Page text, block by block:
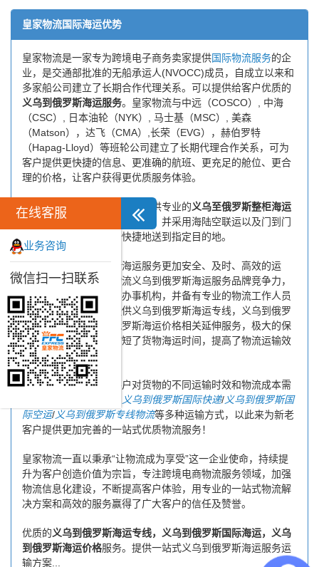
皇家物流国际海运优势
皇家物流是一家专为跨境电子商务卖家提供国际物流服务的企
业，是交通部批准的无船承运人(NVOCC)成员，自成立以来和
多家船公司建立了长期合作代理关系。可以提供给客户优质的
义乌到俄罗斯海运服务。皇家物流与中远（COSCO）, 中海
（CSC）, 日本油轮（NYK）, 马士基（MSC）, 美森
（Matson），达飞（CMA）,长荣（EVG），赫伯罗特
（Hapag-Lloyd）等班轮公司建立了长期代理合作关系，可为
客户提供更快捷的信息、更准确的航班、更充足的舱位、更合
理的价格，让客户获得更优质服务体验。
皇家国际物流致力于为客户提供专业的义乌至俄罗斯整柜海运
和 义乌至俄罗斯拼箱海运服务
，并采用海陆空联运以及门到门
运输模式，将货物安全快捷地送到指定目的地。
为了保证义乌到俄罗斯海运服务更加安全、及时、高效的运
营，进一步提高皇家物流义乌到俄罗斯海运服务品牌竞争力，
公司在义乌专门设立了办事机构，并备有专业的物流工作人员
与您及时沟通，为您提供义乌到俄罗斯海运专线，义乌到俄罗
斯国际海运，义乌到俄罗斯海运价格相关延伸服务，极大的保
障了货物的时效性，缩短了货物海运时间，提高了物流运输效
率。
同时，为了方便广大客户对货物的不同运输时效和物流成本需
义乌到俄罗斯国际快递/ 义乌到俄罗斯国
际空运/ 义乌到俄罗斯专线物流等多种运输方式，以此来为新老
客户提供更加完善的一站式优质物流服务！
皇家物流一直以秉承“让物流成为享受”这一企业使命，持续提
升为客户创造价值为宗旨，专注跨境电商物流服务领域，加强
物流信息化建设，不断提高客户体验，用专业的一站式物流解
决方案和高效的服务赢得了广大客户的信任及赞誉。
优质的义乌到俄罗斯海运专线，义乌到俄罗斯国际海运，义乌
到俄罗斯海运价格服务。提供一站式义乌到俄罗斯海运服务运
输方案...
在线客服
业务咨询
微信扫一扫联系